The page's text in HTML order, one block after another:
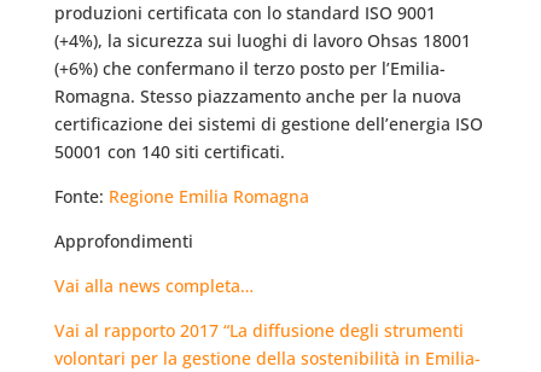
produzioni certificata con lo standard ISO 9001
(+4%), la sicurezza sui luoghi di lavoro Ohsas 18001
(+6%) che confermano il terzo posto per l’Emilia-
Romagna. Stesso piazzamento anche per la nuova
certificazione dei sistemi di gestione dell’energia ISO
50001 con 140 siti certificati.
Fonte: Regione Emilia Romagna
Approfondimenti
Vai alla news completa…
Vai al rapporto 2017 “La diffusione degli strumenti
volontari per la gestione della sostenibilità in Emilia-